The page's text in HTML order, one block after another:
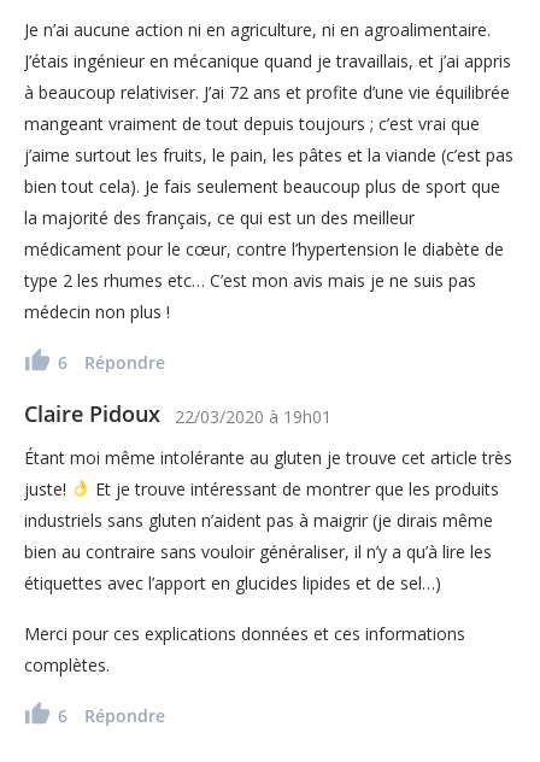
Je n’ai aucune action ni en agriculture, ni en agroalimentaire.
J’étais ingénieur en mécanique quand je travaillais, et j’ai appris
à beaucoup relativiser. J’ai 72 ans et profite d’une vie équilibrée
mangeant vraiment de tout depuis toujours ; c’est vrai que
j’aime surtout les fruits, le pain, les pâtes et la viande (c’est pas
bien tout cela). Je fais seulement beaucoup plus de sport que
la majorité des français, ce qui est un des meilleur
médicament pour le cœur, contre l’hypertension le diabète de
type 2 les rhumes etc… C’est mon avis mais je ne suis pas
médecin non plus !
6 Répondre
Claire Pidoux 22/03/2020 à 19h01
Étant moi même intolérante au gluten je trouve cet article très
juste!
Et je trouve intéressant de montrer que les produits
industriels sans gluten n’aident pas à maigrir (je dirais même
bien au contraire sans vouloir généraliser, il n’y a qu’à lire les
étiquettes avec l’apport en glucides lipides et de sel…)
Merci pour ces explications données et ces informations
complètes.
6 Répondre